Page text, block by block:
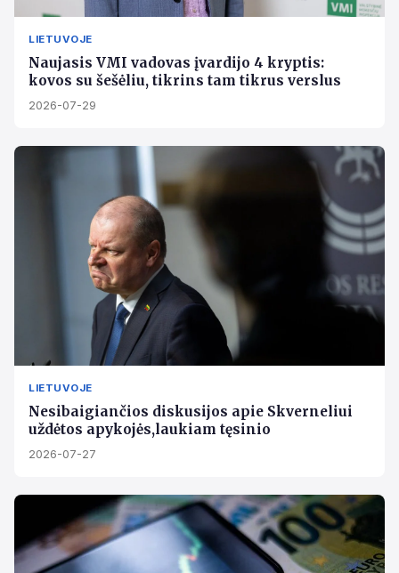
LIETUVOJE
Naujasis VMI vadovas įvardijo 4 kryptis:
kovos su šešėliu, tikrins tam tikrus verslus
2026-07-29
LIETUVOJE
Nesibaigiančios diskusijos apie Skverneliui
uždėtos apykojės,laukiam tęsinio
2026-07-27